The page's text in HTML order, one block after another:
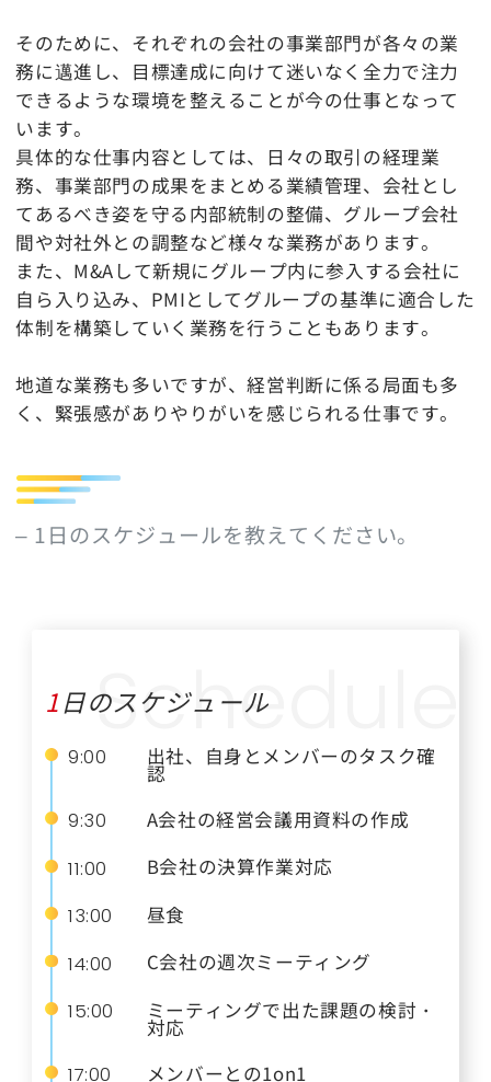
そのために、それぞれの会社の事業部門が各々の業
務に邁進し、目標達成に向けて迷いなく全力で注力
できるような環境を整えることが今の仕事となって
います。
具体的な仕事内容としては、日々の取引の経理業
務、事業部門の成果をまとめる業績管理、会社とし
てあるべき姿を守る内部統制の整備、グループ会社
間や対社外との調整など様々な業務があります。
また、M&Aして新規にグループ内に参入する会社に
自ら入り込み、PMIとしてグループの基準に適合した
体制を構築していく業務を行うこともあります。
地道な業務も多いですが、経営判断に係る局面も多
く、緊張感がありやりがいを感じられる仕事です。
– 1日のスケジュールを教えてください。
1日のスケジュール
9:00 出社、自身とメンバーのタスク確
認
9:30
A会社の経営会議用資料の作成
11:00
B会社の決算作業対応
13:00
昼食
14:00
C会社の週次ミーティング
15:00
ミーティングで出た課題の検討・
対応
17:00
メンバーとの1on1